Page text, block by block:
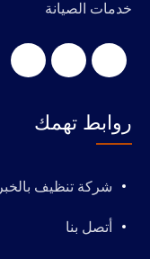
خدمات الصيانة
روابط تهمك
شركة تنظيف بالخبر
أتصل بنا